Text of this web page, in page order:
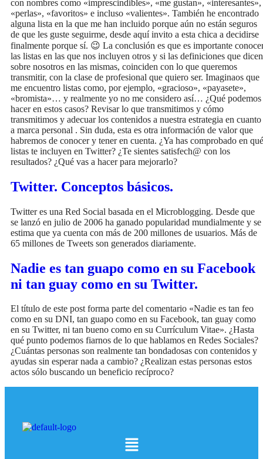
con nombres como «imprescindibles», «me gustan», «interesantes»,
«perlas», «favoritos» e incluso «valientes». También he encontrado
alguna lista en la que me han incluido porque aún no están seguros
de que les guste seguirme, desde aquí invito a esta chica a decidirse
finalmente porque sí. 😉 La conclusión es que es importante
las listas en las que nos incluyen otros y si las definiciones que dicen
sobre nosotros en las mismas, coinciden con lo que queremos
transmitir, con la clase de profesional que quiero ser. Imaginaos que
me encuentro listas como, por ejemplo, «gracioso», «payasete»,
«bromista»… y realmente yo no me considero así… ¿Qué podemos
hacer en estos casos? Revisar lo que transmitimos y cómo
transmitimos y adecuar los contenidos a nuestra estrategia en cuanto
a marca personal . Sin duda, esta es otra información de valor que
habremos de conocer y tener en cuenta. ¿Ya has comprobado en qué
listas te incluyen en Twitter? ¿Te sientes satisfech@ con los
resultados? ¿Qué vas a hacer para mejorarlo?
Twitter. Conceptos básicos.
Twitter es una Red Social basada en el Microblogging. Desde que
se lanzó en julio de 2006 ha ganado popularidad mundialmente y se
estima que ya cuenta con más de 200 millones de usuarios. Más de
65 millones de Tweets son generados diariamente.
Nadie es tan guapo como en su Facebook
ni tan guay como en su Twitter.
El título de este post forma parte del comentario «Nadie es tan feo
como en su DNI, tan guapo como en su Facebook, tan guay como
en su Twitter, ni tan bueno como en su Currículum Vitae». ¿Hasta
qué punto podemos fiarnos de lo que hablamos en Redes Sociales?
¿Cuántas personas son realmente tan bondadosas con contenidos y
ayudas sin esperar nada a cambio? ¿Realizan estas personas estos
actos sólo buscando un beneficio recíproco?